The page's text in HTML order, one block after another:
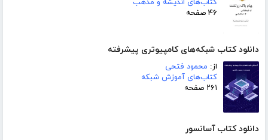
۴۶ صفحه
دانلود کتاب شبکه‌های کامپیوتری پیشرفته
از: محمود فتحی
کتاب‌های آموزش شبکه
۲۶۱ صفحه
دانلود کتاب آسانسور